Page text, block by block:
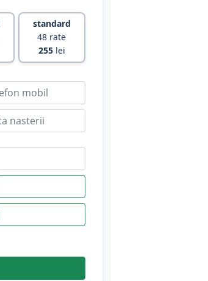
standard
48 rate
255lei